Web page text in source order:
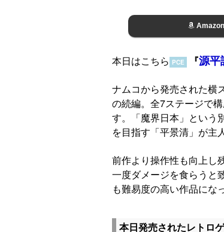
本日はこちら PCE 『源平
ナムコから発売された横
の続編。全7ステージで
す。「魔界日本」という
を目指す「平景清」が主
前作より操作性も向上し
一度ダメージを食らうと
も難易度の高い作品にな
本日発売されたレトロ